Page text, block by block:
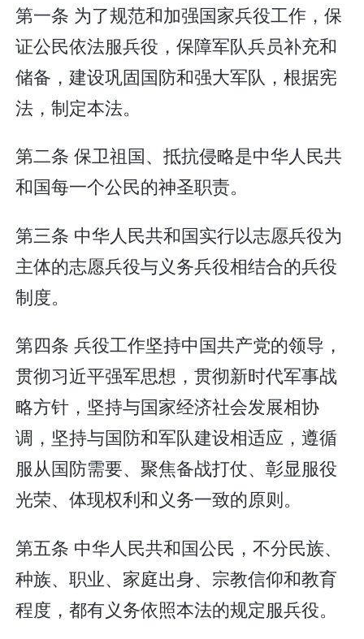
第一条 为了规范和加强国家兵役工作，保
证公民依法服兵役，保障军队兵员补充和
储备，建设巩固国防和强大军队，根据宪
法，制定本法。
第二条 保卫祖国、抵抗侵略是中华人民共
和国每一个公民的神圣职责。
第三条 中华人民共和国实行以志愿兵役为
主体的志愿兵役与义务兵役相结合的兵役
制度。
第四条 兵役工作坚持中国共产党的领导，
贯彻习近平强军思想，贯彻新时代军事战
略方针，坚持与国家经济社会发展相协
调，坚持与国防和军队建设相适应，遵循
服从国防需要、聚焦备战打仗、彰显服役
光荣、体现权利和义务一致的原则。
第五条 中华人民共和国公民，不分民族、
种族、职业、家庭出身、宗教信仰和教育
程度，都有义务依照本法的规定服兵役。